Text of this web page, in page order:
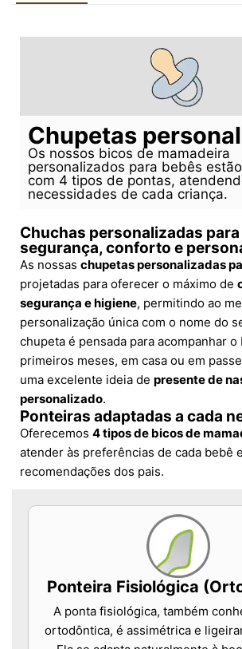
Chupetas
Os nossos bicos de mamadeira
personalizados para bebês
com 4 tipos de pontas,
necessidades de cada criança.
Chuchas personalizadas para
segurança, conforto e
As nossas chupetas personalizadas
projetadas para oferecer o máximo de
segurança e higiene, permitindo ao
personalização única com o nome do
chupeta é pensada para acompanhar
primeiros meses, em casa ou em
uma excelente ideia de presente de
personalizado.
Ponteiras adaptadas a cada
Oferecemos 4 tipos de bicos de
atender às preferências de cada bebê
recomendações dos pais.
Ponteira Fisiológica
A ponta fisiológica, também
ortodôntica, é assimétrica e